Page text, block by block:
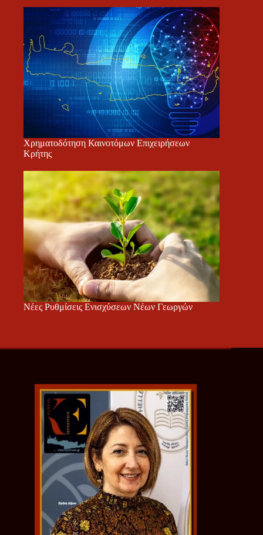
Χρηματοδότηση Καινοτόμων Επιχειρήσεων
Κρήτης
Νέες Ρυθμίσεις Ενισχύσεων Νέων Γεωργών